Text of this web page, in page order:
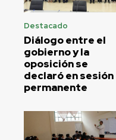
Destacado
Diálogo entre el
gobierno y la
oposición se
declaró en sesión
permanente